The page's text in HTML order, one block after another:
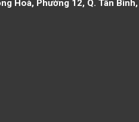
Hoà, Phường 12, Q. Tân